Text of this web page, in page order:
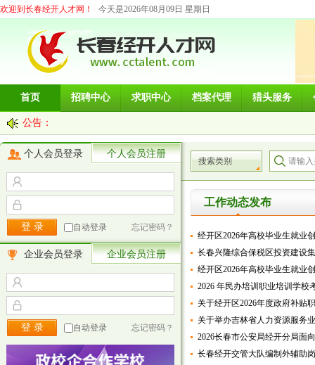
欢迎到长春经开人才网！ 今天是2026年08月09日 星期日
首页 招聘中心 求职中心 档案代理 猎头服务
公告：
个人会员登录 个人会员注册
自动登录 忘记密码？
企业会员登录 企业会员注册
自动登录 忘记密码？
搜索类别
工作动态发布
经开区2026年高校毕业生就业
长春兴隆综合保税区投资建设
经开区2026年高校毕业生就业
2026 年民办培训职业培训学校
关于经开区2026年度政府补贴
关于举办吉林省人力资源服务
2026长春市公安局经开分局面
长春经开交管大队编制外辅助